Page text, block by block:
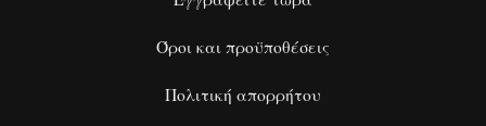
Όροι και προϋποθέσεις
Πολιτική απορρήτου